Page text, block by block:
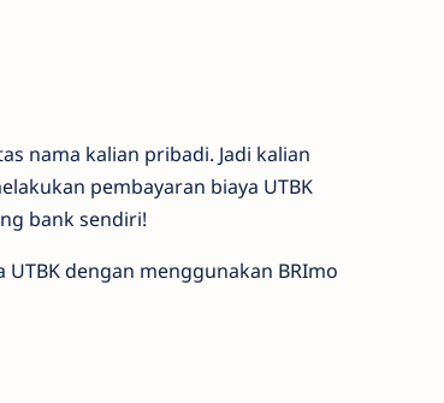
nama kalian pribadi. Jadi kalian
pembayaran biaya UTBK
bank sendiri!
dengan menggunakan BRImo